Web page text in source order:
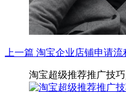
上一篇 淘宝企业店铺申请流
淘宝超级推荐推广技